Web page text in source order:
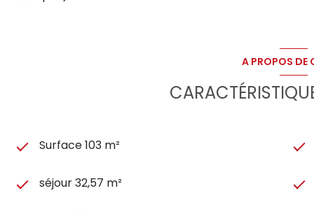
Honoraires locataire : 1 133 € (dont 309 € pour l'état
A PROPOS DE
Surface 103 m²
séjour 32,57 m²